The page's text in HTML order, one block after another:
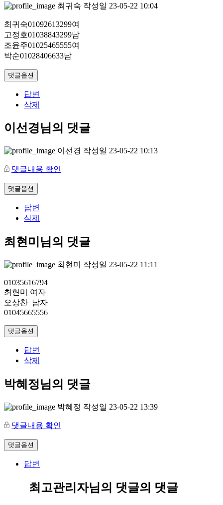
최귀숙 작성일 23-05-22 10:04
최귀숙01092613299여
고정호01038843299남
조윤주01025465555여
박순01028406633남
댓글옵션
답변
삭제
이선경님의 댓글
이선경 작성일 23-05-22 10:13
댓글내용 확인
댓글옵션
답변
삭제
최현미님의 댓글
최현미 작성일 23-05-22 11:11
01035616794
최현미 여자
오상찬 남자
01045665556
댓글옵션
답변
삭제
박혜정님의 댓글
박혜정 작성일 23-05-22 13:39
댓글내용 확인
댓글옵션
답변
최고관리자님의 댓글의 댓글